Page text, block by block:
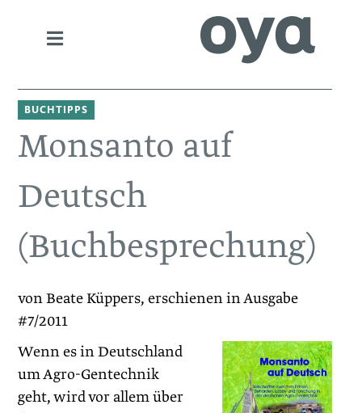
BUCHTIPPS
Monsanto auf
Deutsch
(Buchbesprechung)
von Beate Küppers, erschienen in Ausgabe
#7/2011
Wenn es in Deutschland
um Agro-Gentechnik
geht, wird vor allem über